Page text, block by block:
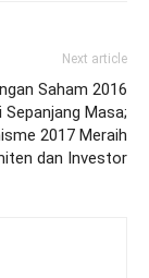
Next article
Saham 2016
Sepanjang Masa;
2017 Meraih
dan Investor